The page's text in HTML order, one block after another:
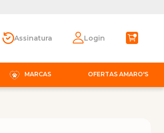
Assinatura Login
MARCAS OFERTAS AMARO'S